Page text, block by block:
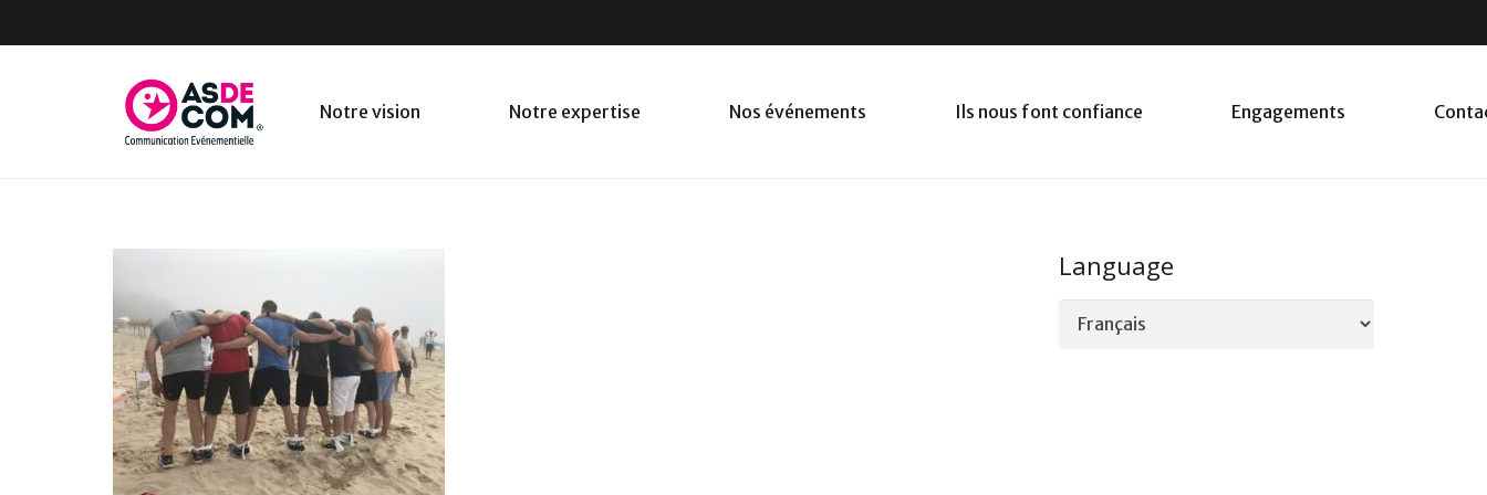
Notre vision Notre expertise Nos événements Ils nous font confiance Engagements
Language
Language